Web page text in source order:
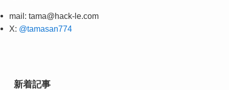
mail: tama@hack-le.com
X: @tamasan774
新着記事